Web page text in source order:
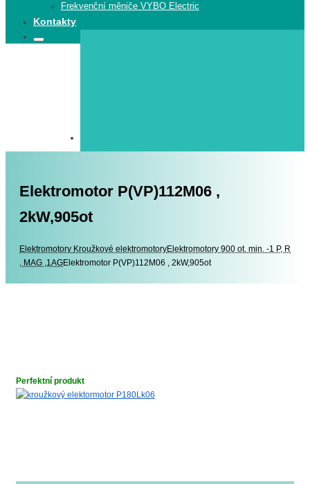
Frekvenční měniče VYBO Electric
Kontakty
Search
Search
Elektromotor P(VP)112M06 ,
2kW,905ot
Elektromotory Elektromotory
Kroužkové elektromotoryElektromotory 900 ot. min. -1 P, R
, MAG ,1AGElektromotor P(VP)112M06 , 2kW,905ot
Perfektní produkt